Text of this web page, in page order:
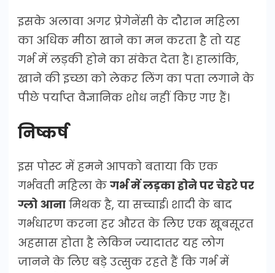
इसके अलावा अगर प्रेगेनेंसी के दौरान महिला
का अधिक मीठा खाने का मन करता है तो यह
गर्भ में लड़की होने का संकेत देता है। हालांकि,
खाने की इच्छा को लेकर लिंग का पता लगाने के
पीछे पर्याप्त वैज्ञानिक शोध नहीं किए गए हैं।
निष्कर्ष
इस पोस्ट में हमने आपको बताया कि एक
गर्भवती महिला के गर्भ में लड़का होने पर चेहरे पर
ग्लो आना मिथक है, या सच्चाई। शादी के बाद
गर्भधारण करना हर औरत के लिए एक खूबसूरत
अहसास होता है लेकिन ज्यादातर यह लोग
जानने के लिए बड़े उत्सुक रहते हैं कि गर्भ में